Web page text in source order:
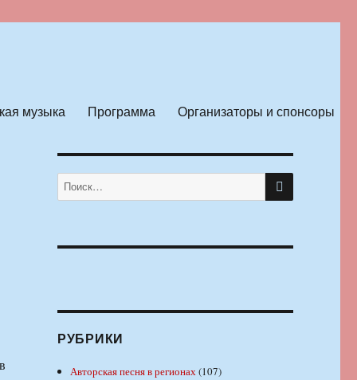
музыка Программа Организаторы и спонсоры
Искать: ПОИСК
РУБРИКИ
Авторская песня в регионах(107)